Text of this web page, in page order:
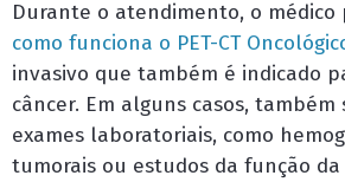
Durante o atendimento, o médico
como funciona o PET-CT
invasivo que também é indicado
câncer. Em alguns casos, também
exames laboratoriais, como
tumorais ou estudos da função da